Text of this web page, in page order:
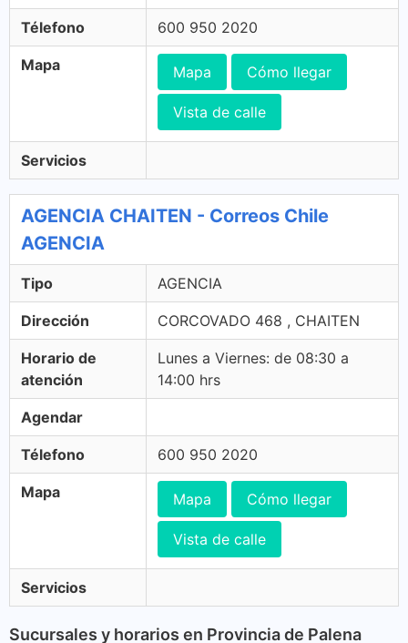
Télefono 600 950 2020
Mapa Mapa Cómo llegar
Vista de calle
Servicios
AGENCIA CHAITEN - Correos Chile
AGENCIA
Tipo AGENCIA
Dirección CORCOVADO 468 , CHAITEN
Horario de
atención
Lunes a Viernes: de 08:30 a
14:00 hrs
Agendar
Télefono 600 950 2020
Mapa Mapa Cómo llegar
Vista de calle
Servicios
Sucursales y horarios en Provincia de Palena